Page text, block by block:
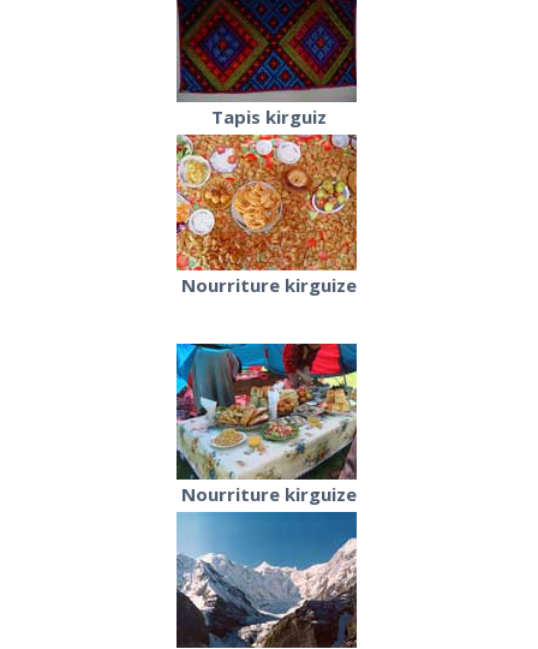
Tapis kirguiz
Nourriture kirguize
Nourriture kirguize